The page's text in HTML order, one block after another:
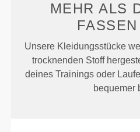
MEHR ALS
Unsere Kleidungsstücke
trocknenden Stoff
deines Trainings oder
bequemer